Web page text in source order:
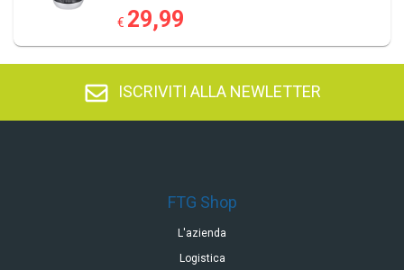
€ 29,99
ISCRIVITI ALLA NEWLETTER
FTG Shop
L'azienda
Logistica